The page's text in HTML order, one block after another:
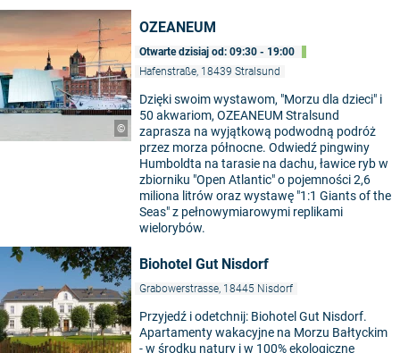
©
OZEANEUM
Otwarte dzisiaj od: 09:30 - 19:00
Hafenstraße, 18439 Stralsund
Dzięki swoim wystawom, "Morzu dla dzieci" i
50 akwariom, OZEANEUM Stralsund
zaprasza na wyjątkową podwodną podróż
przez morza północne. Odwiedź pingwiny
Humboldta na tarasie na dachu, ławice ryb w
zbiorniku "Open Atlantic" o pojemności 2,6
miliona litrów oraz wystawę "1:1 Giants of the
Seas" z pełnowymiarowymi replikami
wielorybów.
Biohotel Gut Nisdorf
Grabowerstrasse, 18445 Nisdorf
Przyjedź i odetchnij: Biohotel Gut Nisdorf.
Apartamenty wakacyjne na Morzu Bałtyckim
- w środku natury i w 100% ekologiczne